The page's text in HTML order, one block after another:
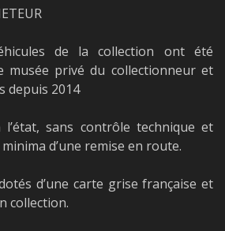
de la collection ont été
musée privé du collectionneur et
depuis 2014
sans contrôle technique et
d’une remise en route.
d’une carte grise française et
collection.